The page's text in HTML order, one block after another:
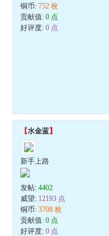
铜币:752 枚
贡献值:0 点
好评度:0 点
【水金蓝】
新手上路
发帖:4402
威望: 12193 点
铜币:3708 枚
贡献值:0 点
好评度:0 点